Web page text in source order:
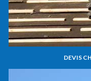
DEVIS